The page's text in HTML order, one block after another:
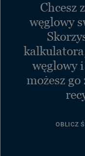
Chcesz
węglowy
węglowy
możesz
OBLICZ